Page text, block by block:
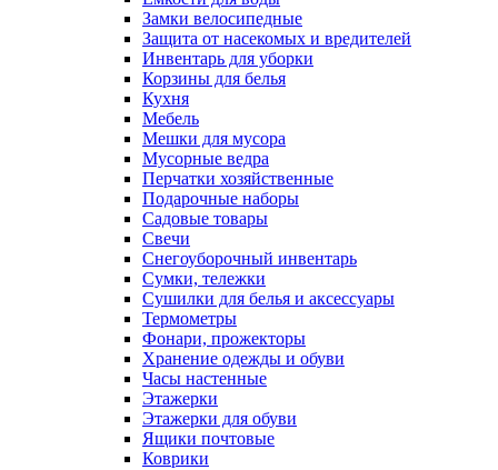
Замки велосипедные
Защита от насекомых и вредителей
Инвентарь для уборки
Корзины для белья
Кухня
Мебель
Мешки для мусора
Мусорные ведра
Перчатки хозяйственные
Подарочные наборы
Садовые товары
Свечи
Снегоуборочный инвентарь
Сумки, тележки
Сушилки для белья и аксессуары
Термометры
Фонари, прожекторы
Хранение одежды и обуви
Часы настенные
Этажерки
Этажерки для обуви
Ящики почтовые
Коврики